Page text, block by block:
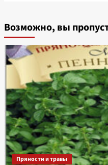
Возможно, вы
Пряности и травы